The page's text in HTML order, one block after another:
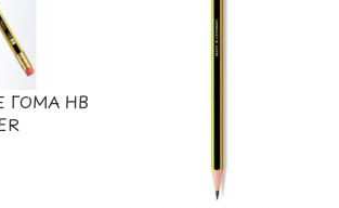
ΓΟΜΑ HB